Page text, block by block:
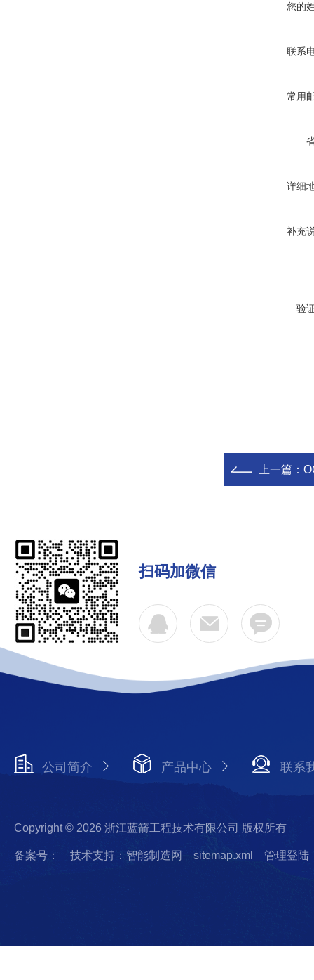
您的
联系
常用
详细
补充
验
上一篇：
扫码加微信
公司简介 产品中心 联系
Copyright © 2026 浙江蓝箭工程技术有限公司 版权所有
备案号： 技术支持：智能制造网 sitemap.xml 管理登陆